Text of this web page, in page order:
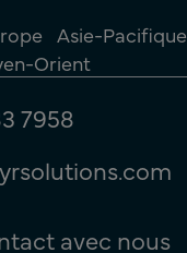
Asie-Pacifique
Orient
7958
avec nous